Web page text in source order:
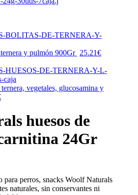
y pulmón 900Gr 25.21€
vegetales, glucosamina y
huesos de
24Gr
para perros, snacks Woolf Naturals
naturales, sin conservantes ni